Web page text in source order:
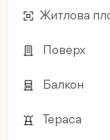
Житлова
Поверх
Балкон
Тераса